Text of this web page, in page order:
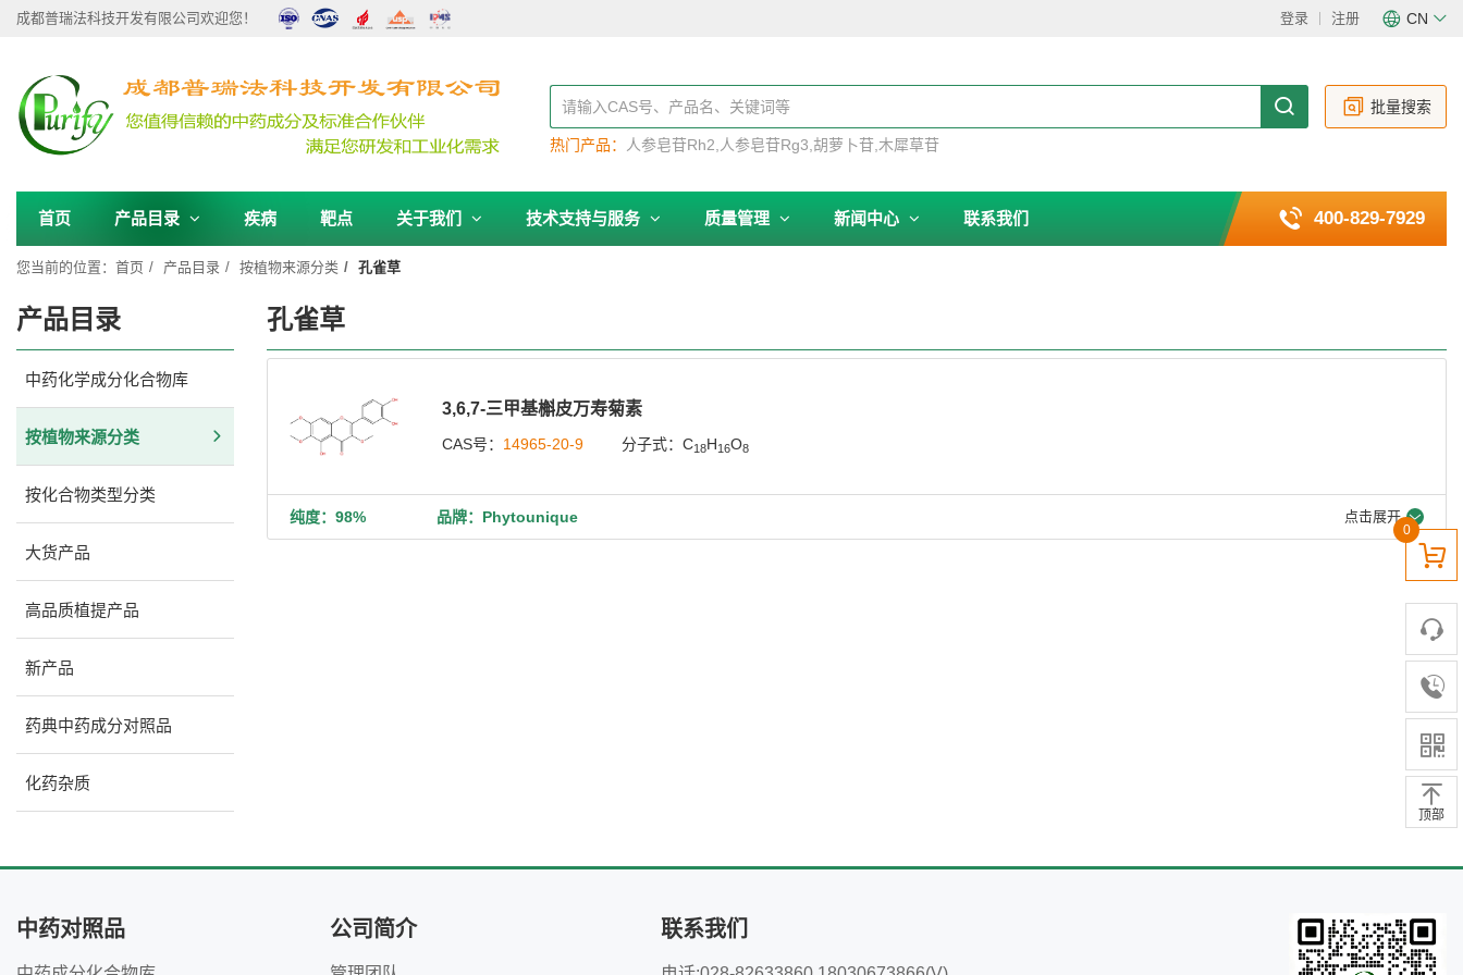
成都普瑞法科技开发有限公司欢迎您！ 登录 注册 CN
EN
热门产品： 人参皂苷Rh2 人参皂苷Rg3 胡萝卜苷 木犀草苷
批量搜索
首页 产品目录 疾病 靶点 关于我们 技术支持与服务 质量管理 新闻中心 联系我们 400-829-7929
您当前的位置： 首页 产品目录 按植物来源分类 孔雀草
产品目录
中药化学成分化合物库
按植物来源分类
按化合物类型分类
大货产品
高品质植提产品
新产品
药典中药成分对照品
化药杂质
孔雀草
3,6,7-三甲基槲皮万寿菊素
CAS号： 14965-20-9 分子式：C18H16O8
纯度：98% 品牌：Phytounique 点击展开
中药对照品 公司简介 联系我们
0
顶部